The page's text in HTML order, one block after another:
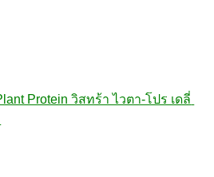
Protein วิสทร้า ไวตา-โปร เดลี่